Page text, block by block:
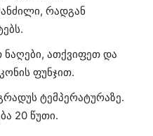
რადგან
ნაღები, ათქვიფეთ და
ფუნჯით.
ტემპერატურაზე.
20 წუთი.